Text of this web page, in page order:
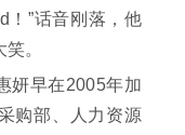
！”话音刚落，他
。
妍早在2005年加
购部、人力资源